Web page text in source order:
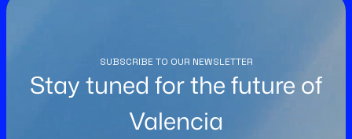
SUBSCRIBE TO OUR NEWSLETTER
Stay tuned for the future of
Valencia